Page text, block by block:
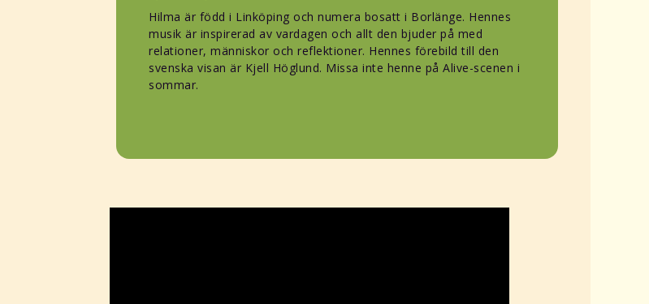
Hilma är född i Linköping och numera bosatt i Borlänge. Hennes
musik är inspirerad av vardagen och allt den bjuder på med
relationer, människor och reflektioner. Hennes förebild till den
svenska visan är Kjell Höglund. Missa inte henne på Alive-scenen i
sommar.